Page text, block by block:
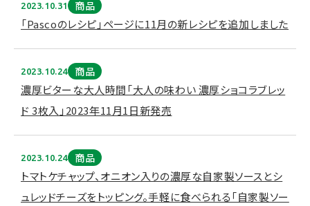
2023.10.31 商品
「Pascoのレシピ」ページに11月の新レシピを追加しました
2023.10.24 商品
濃厚ビターな大人時間「大人の味わい 濃厚ショコラブレッ
ド 3枚入」2023年11月1日新発売
2023.10.24 商品
トマトケチャップ、オニオン入りの濃厚な自家製ソースとシ
ュレッドチーズをトッピング。手軽に食べられる「自家製ソー